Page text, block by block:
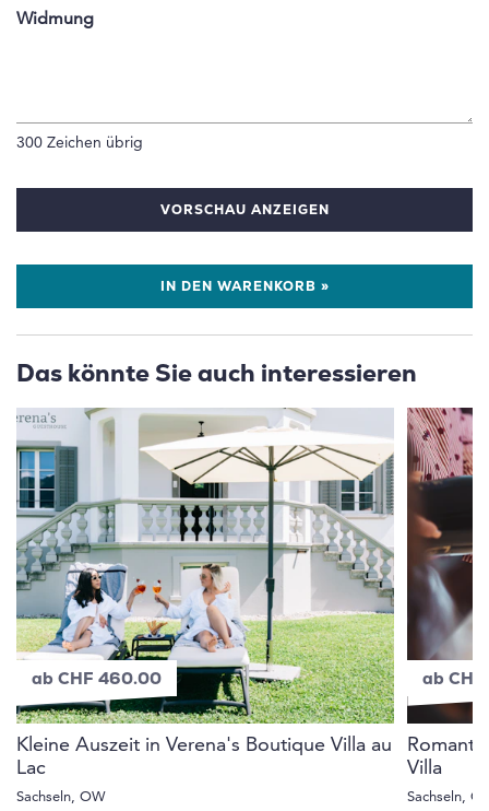
Widmung
300 Zeichen übrig
VORSCHAU ANZEIGEN
IN DEN WARENKORB »
Das könnte Sie auch interessieren
ab CHF 460.00
Kleine Auszeit in Verena's Boutique Villa au
Lac
Sachseln, OW
ab
Villa
Sachseln,